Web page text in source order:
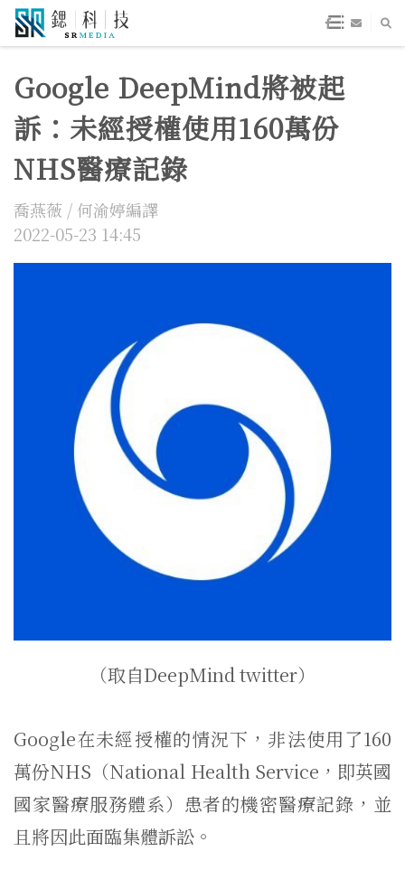
Google DeepMind將被起
訴：未經授權使用160萬份
NHS醫療記錄
喬燕薇 / 何渝婷編譯
2022-05-23 14:45
（取自DeepMind twitter）
Google在未經授權的情況下，非法使用了160
萬份NHS（National Health Service，即英國
國家醫療服務體系）患者的機密醫療記錄，並
且將因此面臨集體訴訟。